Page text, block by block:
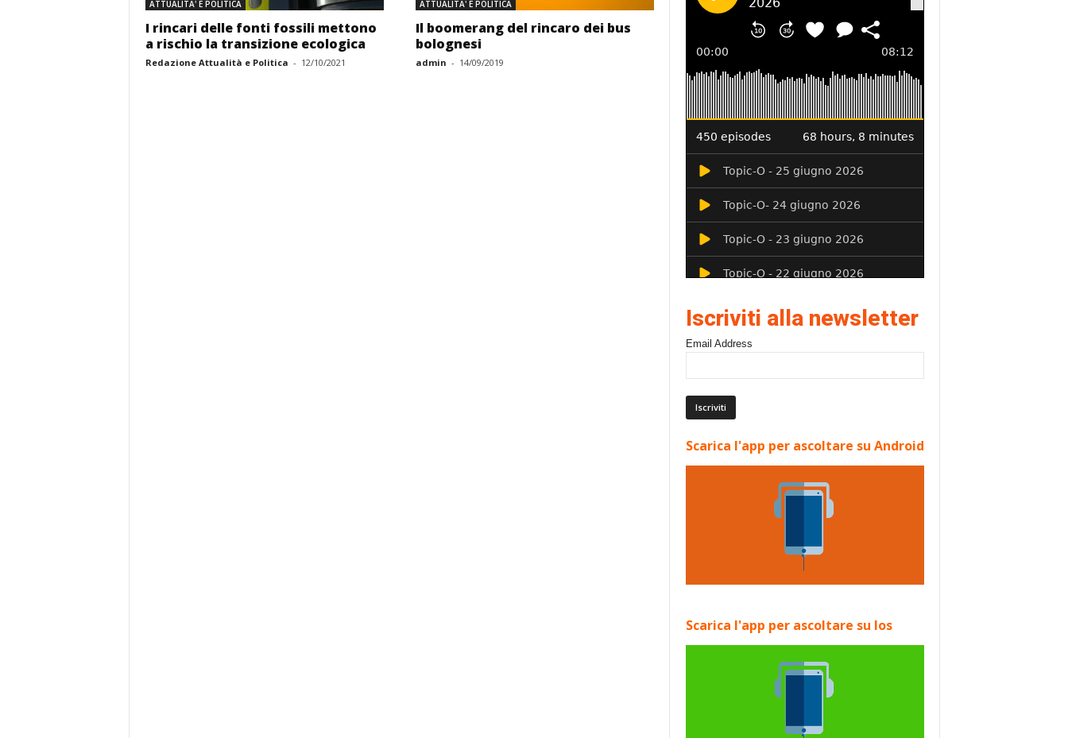
ATTUALITA' E POLITICA
I rincari delle fonti fossili mettono
a rischio la transizione ecologica
Redazione Attualità e Politica - 12/10/2021
ATTUALITA' E POLITICA
Il boomerang del rincaro dei bus
bolognesi
admin - 14/09/2019
Iscriviti alla newsletter
Email Address
Scarica l'app per ascoltare su Android
Scarica l'app per ascoltare su Ios